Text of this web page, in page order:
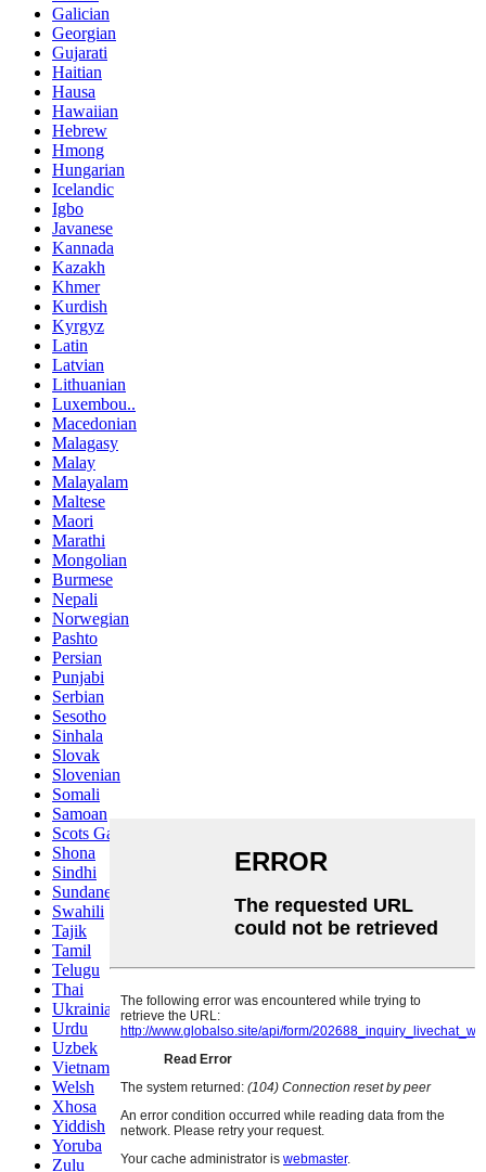
Galician
Georgian
Gujarati
Haitian
Hausa
Hawaiian
Hebrew
Hmong
Hungarian
Icelandic
Igbo
Javanese
Kannada
Kazakh
Khmer
Kurdish
Kyrgyz
Latin
Latvian
Lithuanian
Luxembou..
Macedonian
Malagasy
Malay
Malayalam
Maltese
Maori
Marathi
Mongolian
Burmese
Nepali
Norwegian
Pashto
Persian
Punjabi
Serbian
Sesotho
Sinhala
Slovak
Slovenian
Somali
Samoan
Scots Gaelic
Shona
Sindhi
Sundanese
Swahili
Tajik
Tamil
Telugu
Thai
Ukrainian
Urdu
Uzbek
Vietnamese
Welsh
Xhosa
Yiddish
Yoruba
Zulu